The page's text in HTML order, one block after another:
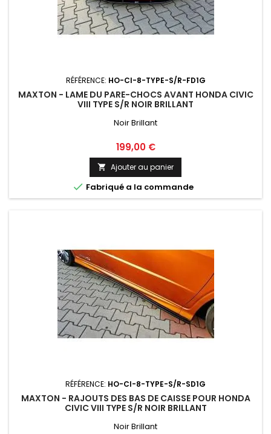
RÉFÉRENCE: HO-CI-8-TYPE-S/R-FD1G
MAXTON - LAME DU PARE-CHOCS AVANT HONDA CIVIC
VIII TYPE S/R NOIR BRILLANT
Noir Brillant
Prix
199,00 €
 Ajouter au panier
 Fabriqué a la commande
RÉFÉRENCE: HO-CI-8-TYPE-S/R-SD1G
MAXTON - RAJOUTS DES BAS DE CAISSE POUR HONDA
CIVIC VIII TYPE S/R NOIR BRILLANT
Noir Brillant